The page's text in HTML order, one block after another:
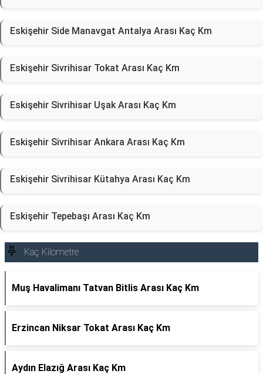
Eskişehir Side Manavgat Antalya Arası Kaç Km
Eskişehir Sivrihisar Tokat Arası Kaç Km
Eskişehir Sivrihisar Uşak Arası Kaç Km
Eskişehir Sivrihisar Ankara Arası Kaç Km
Eskişehir Sivrihisar Kütahya Arası Kaç Km
Eskişehir Tepebaşı Arası Kaç Km
Kaç Kilometre
Muş Havalimanı Tatvan Bitlis Arası Kaç Km
Erzincan Niksar Tokat Arası Kaç Km
Aydın Elazığ Arası Kaç Km